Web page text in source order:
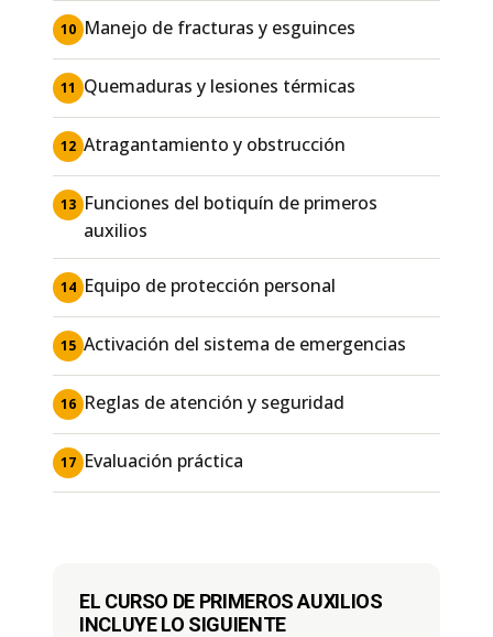
10 Manejo de fracturas y esguinces
11 Quemaduras y lesiones térmicas
12 Atragantamiento y obstrucción
13 Funciones del botiquín de primeros
auxilios
14 Equipo de protección personal
15 Activación del sistema de emergencias
16 Reglas de atención y seguridad
17 Evaluación práctica
EL CURSO DE PRIMEROS AUXILIOS
INCLUYE LO SIGUIENTE